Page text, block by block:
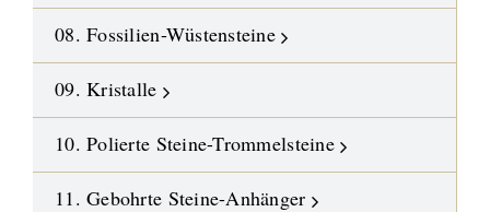
08. Fossilien-Wüstensteine
09. Kristalle
10. Polierte Steine-Trommelsteine
11. Gebohrte Steine-Anhänger